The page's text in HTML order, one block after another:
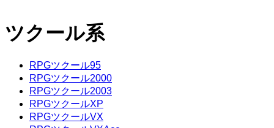
ツクール系
RPGツクール95
RPGツクール2000
RPGツクール2003
RPGツクールXP
RPGツクールVX